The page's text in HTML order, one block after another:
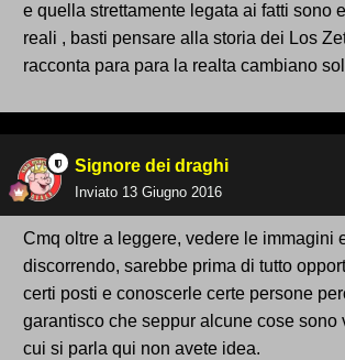
e quella strettamente legata ai fatti sono
reali , basti pensare alla storia dei Los
racconta para para la realta cambiano
Signore dei draghi
Inviato 13 Giugno 2016
Cmq oltre a leggere, vedere le immagini
discorrendo, sarebbe prima di tutto
certi posti e conoscerle certe persone
garantisco che seppur alcune cose sono
cui si parla qui non avete idea.